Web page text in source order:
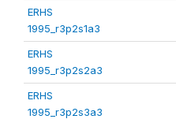
ERHS
1995_r3p2s1a3
ERHS
1995_r3p2s2a3
ERHS
1995_r3p2s3a3